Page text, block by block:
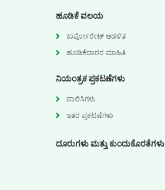
ಹೂಡಿಕೆ ವಲಯ
ಕಾರ್ಪೋರೇಟ್ ಆಡಳಿತ
ಹೂಡಿಕೆದಾರರ ಮಾಹಿತಿ
ನಿಯಂತ್ರಕ ಪ್ರಕಟಣೆಗಳು
ಪಾಲಿಸಿಗಳು
ಇತರ ಪ್ರಕಟಣೆಗಳು
ದೂರುಗಳು ಮತ್ತು ಕುಂದುಕೊರತೆಗಳು